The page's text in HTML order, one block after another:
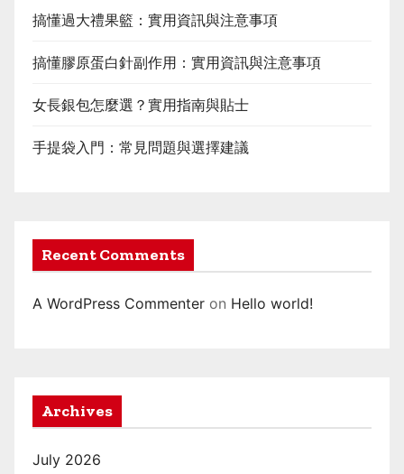
搞懂過大禮果籃：實用資訊與注意事項
搞懂膠原蛋白針副作用：實用資訊與注意事項
女長銀包怎麼選？實用指南與貼士
手提袋入門：常見問題與選擇建議
Recent Comments
A WordPress Commenter on Hello world!
Archives
July 2026